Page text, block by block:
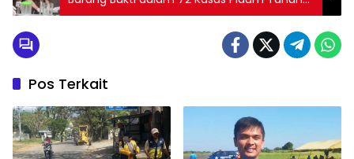
2023
Pos Terkait